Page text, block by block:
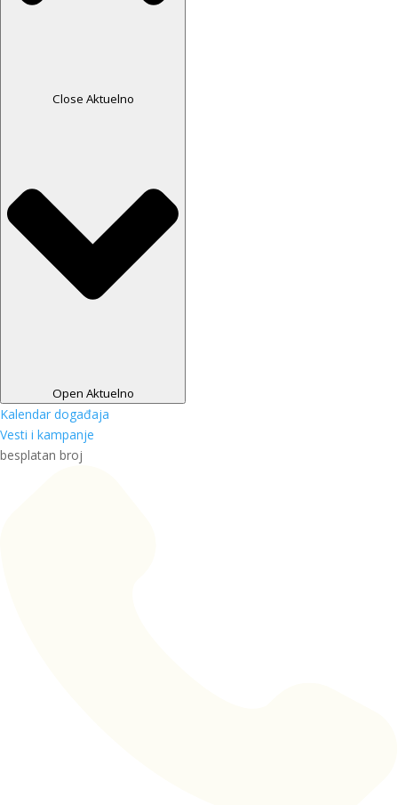
Close Aktuelno
Open Aktuelno
Kalendar događaja
Vesti i kampanje
besplatan broj